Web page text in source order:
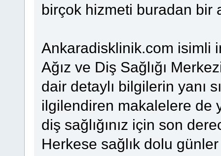
birçok hizmeti buradan bir
Ankaradisklinik.com isimli
Ağız ve Diş Sağlığı
dair detaylı bilgilerin yanı
ilgilendiren makalelere de
diş sağlığınız için son
Herkese sağlık dolu